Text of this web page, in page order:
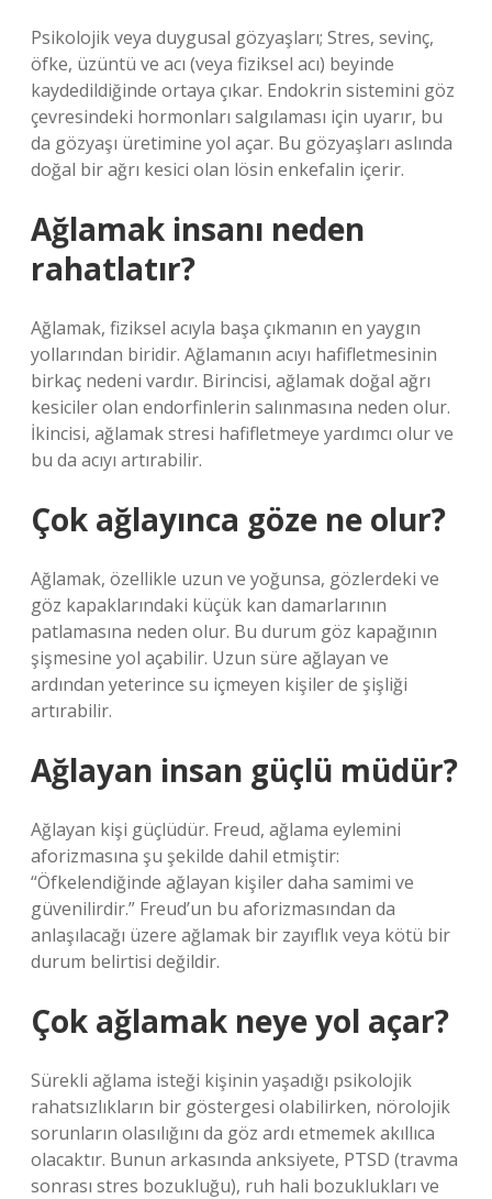
Psikolojik veya duygusal gözyaşları; Stres, sevinç,
öfke, üzüntü ve acı (veya fiziksel acı) beyinde
kaydedildiğinde ortaya çıkar. Endokrin sistemini göz
çevresindeki hormonları salgılaması için uyarır, bu
da gözyaşı üretimine yol açar. Bu gözyaşları aslında
doğal bir ağrı kesici olan lösin enkefalin içerir.
Ağlamak insanı neden
rahatlatır?
Ağlamak, fiziksel acıyla başa çıkmanın en yaygın
yollarından biridir. Ağlamanın acıyı hafifletmesinin
birkaç nedeni vardır. Birincisi, ağlamak doğal ağrı
kesiciler olan endorfinlerin salınmasına neden olur.
İkincisi, ağlamak stresi hafifletmeye yardımcı olur ve
bu da acıyı artırabilir.
Çok ağlayınca göze ne olur?
Ağlamak, özellikle uzun ve yoğunsa, gözlerdeki ve
göz kapaklarındaki küçük kan damarlarının
patlamasına neden olur. Bu durum göz kapağının
şişmesine yol açabilir. Uzun süre ağlayan ve
ardından yeterince su içmeyen kişiler de şişliği
artırabilir.
Ağlayan insan güçlü müdür?
Ağlayan kişi güçlüdür. Freud, ağlama eylemini
aforizmasına şu şekilde dahil etmiştir:
“Öfkelendiğinde ağlayan kişiler daha samimi ve
güvenilirdir.” Freud’un bu aforizmasından da
anlaşılacağı üzere ağlamak bir zayıflık veya kötü bir
durum belirtisi değildir.
Çok ağlamak neye yol açar?
Sürekli ağlama isteği kişinin yaşadığı psikolojik
rahatsızlıkların bir göstergesi olabilirken, nörolojik
sorunların olasılığını da göz ardı etmemek akıllıca
olacaktır. Bunun arkasında anksiyete, PTSD (travma
sonrası stres bozukluğu), ruh hali bozuklukları ve